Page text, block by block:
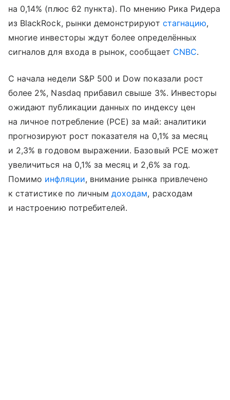
на 0,14% (плюс 62 пункта). По мнению Рика Ридера
из BlackRock, рынки демонстрируют стагнацию,
многие инвесторы ждут более определённых
сигналов для входа в рынок, сообщает CNBC.
С начала недели S&P 500 и Dow показали рост
более 2%, Nasdaq прибавил свыше 3%. Инвесторы
ожидают публикации данных по индексу цен
на личное потребление (PCE) за май: аналитики
прогнозируют рост показателя на 0,1% за месяц
и 2,3% в годовом выражении. Базовый PCE может
увеличиться на 0,1% за месяц и 2,6% за год.
Помимо инфляции, внимание рынка привлечено
к статистике по личнымдоходам, расходам
и настроению потребителей.